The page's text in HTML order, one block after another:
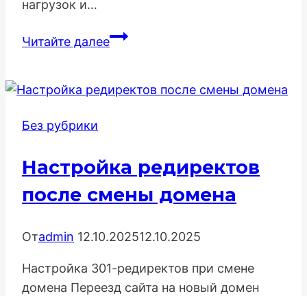
нагрузок и…
Читайте далееКалькулятор
расчет
здоровья
и
эффективности
Без рубрики
Настройка редиректов
после смены домена
Отadmin 12.10.202512.10.2025
Настройка 301-редиректов при смене
домена Переезд сайта на новый домен